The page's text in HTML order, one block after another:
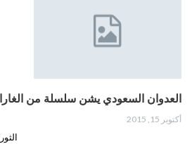
العدوان السعودي يشن سلسلة من
أكتوبر 15, 2015